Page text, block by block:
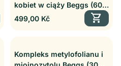
kobiet w ciąży Beggs (60
kapsułek)
Cena regularna
499,00 Kč shopping_cart
Kompleks metylofolianu i